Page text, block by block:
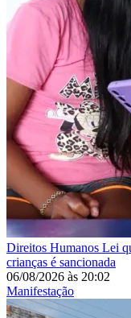
Direitos Humanos Lei
crianças é sancionada
06/08/2026 às 20:02
Manifestação